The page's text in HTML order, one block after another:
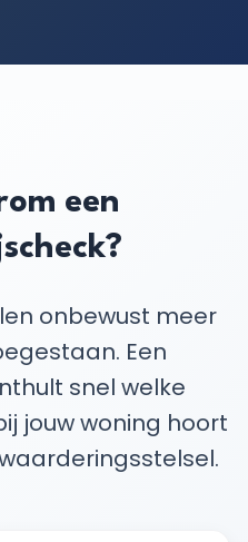
een
onbewust meer
Een
snel welke
jouw woning hoort